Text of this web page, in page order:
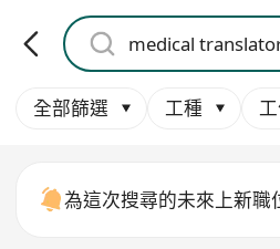
全部篩選 工種
為這次搜尋的未來上新職